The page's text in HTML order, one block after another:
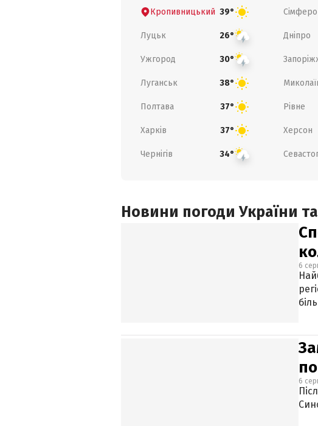
Кропивницький 39°
Луцьк 26° Дніпро
Ужгород 30°
Луганськ 38°
Полтава 37° Рівне
Харків 37° Херсон
Чернігів 34°
Новини погоди України та
6
6